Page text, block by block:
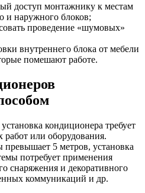
доступ монтажнику к местам
и наружного блоков;
проведение «шумовых»
внутреннего блока от мебели
помешают работе.
кондиционера требует
или оборудования.
5 метров, установка
потребует применения
снаряжения и декоративного
коммуникаций и др.